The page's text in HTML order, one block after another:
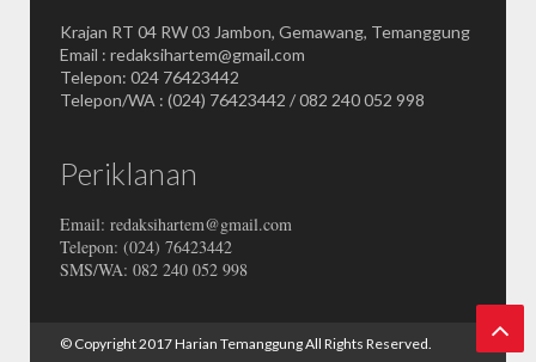
Krajan RT 04 RW 03 Jambon, Gemawang, Temanggung
Email : redaksihartem@gmail.com
Telepon: 024 76423442
Telepon/WA : (024) 76423442 / 082 240 052 998
Periklanan
Email: redaksihartem@gmail.com
Telepon: (024) 76423442
SMS/WA: 082 240 052 998
© Copyright 2017Harian TemanggungAll Rights Reserved.